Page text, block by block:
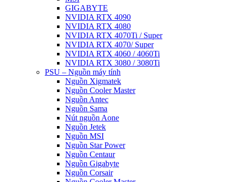
GIGABYTE
NVIDIA RTX 4090
NVIDIA RTX 4080
NVIDIA RTX 4070Ti / Super
NVIDIA RTX 4070/ Super
NVIDIA RTX 4060 / 4060Ti
NVIDIA RTX 3080 / 3080Ti
PSU – Nguồn máy tính
Nguồn Xigmatek
Nguồn Cooler Master
Nguồn Antec
Nguồn Sama
Nút nguồn Aone
Nguồn Jetek
Nguồn MSI
Nguồn Star Power
Nguồn Centaur
Nguồn Gigabyte
Nguồn Corsair